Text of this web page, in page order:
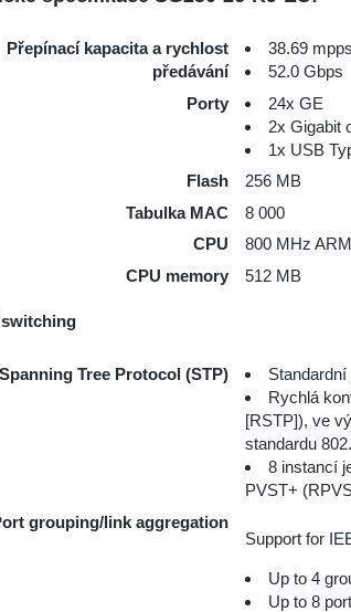
Přepínací kapacita a rychlost
předávání
38.69 mpps
52.0 Gbps
Porty
24x GE
2x Gigabit
1x USB
Flash
256 MB
Tabulka MAC
8 000
CPU
800 MHz ARM
CPU memory
512 MB
switching
Spanning Tree Protocol (STP)
Standardní
Rychlá
[RSTP]), ve
standardu
8 instancí
PVST+
grouping/link aggregation
Support for
Up to 4
Up to 8